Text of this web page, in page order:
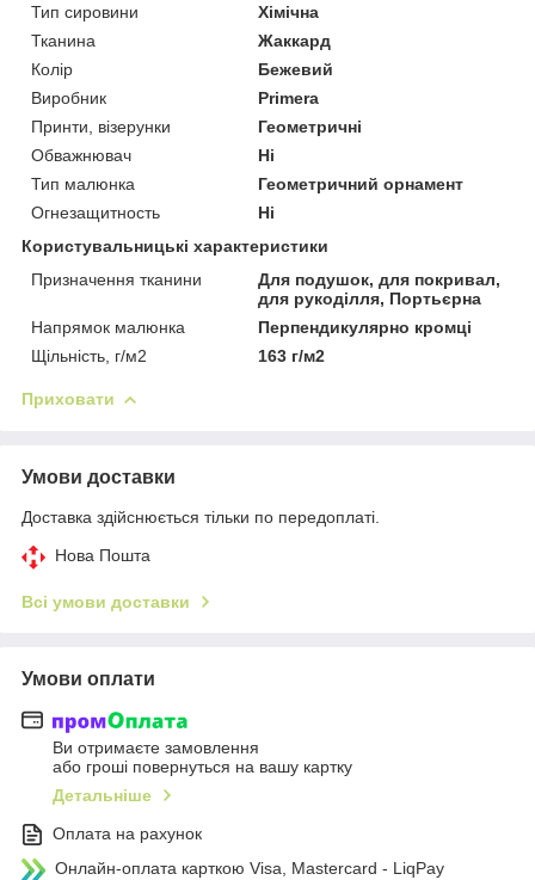
Тип сировини
Хімічна
Тканина
Жаккард
Колір
Бежевий
Виробник
Primera
Принти, візерунки
Геометричні
Обважнювач
Ні
Тип малюнка
Геометричний орнамент
Огнезащитность
Ні
Користувальницькі характеристики
Призначення тканини
Для подушок, для покривал,
для рукоділля, Портьєрна
Напрямок малюнка
Перпендикулярно кромці
Щільність, г/м2
163 г/м2
Приховати
Умови доставки
Доставка здійснюється тільки по передоплаті.
Нова Пошта
Всі умови доставки
Умови оплати
Ви отримаєте замовлення
або гроші повернуться на вашу картку
Детальніше
Оплата на рахунок
Онлайн-оплата карткою Visa, Mastercard - LiqPay